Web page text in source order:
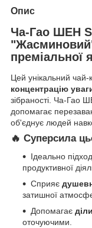
Опис
Ча-Гао ШЕН
преміальної
Цей унікальний чай-
концентрацію
зібраності. Ча-Гао
допомагає
об'єднує людей
🔥 Суперсила
Ідеально
продуктивної
Сприяє
затишної
Допомагає
оточуючими.